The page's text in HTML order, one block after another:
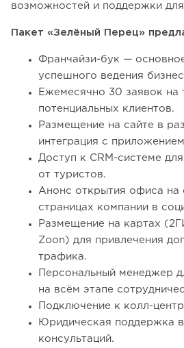
возможностей и поддержки
Пакет «Зелёный Перец»
Франчайзи-бук —
успешного ведения
Ежемесячно 30 заявок на
потенциальных клиентов.
Размещение на сайте в
интеграция с
Доступ к CRM-системе
от туристов.
Анонс открытия офиса на
страницах компании в
Размещение на картах
Zoon) для привлечения
трафика.
Персональный менеджер
на всём этапе
Подключение к колл-
Юридическая поддержка
консультаций.